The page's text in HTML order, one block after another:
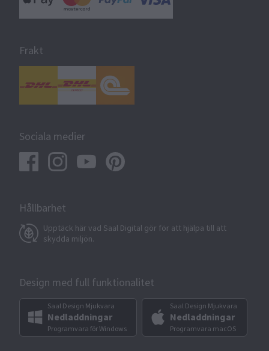
Frakt
Sociala medier
Hållbarhet
Upptäck här vad Saal Digital gör för att hjälpa till att
skydda miljön.
Design med full funktionalitet
Saal Design Mjukvara
Nedladdningar
Programvara för Windows
Saal Design Mjukvara
Nedladdningar
Programvara macOS